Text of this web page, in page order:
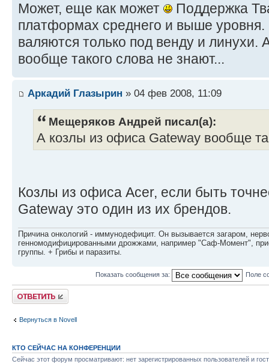
Может, еще как может
Поддержка
платформах среднего и выше уровня.
валяются только под венду и
вообще такого слова не знают...
Аркадий Глазырин » 04 фев 2008, 11:09
Мещеряков Андрей писал(а):
А козлы из офиса Gateway вообще
Козлы из офиса Acer, если быть
Gateway это один из их брендов.
Причина онкологий - иммунодефицит. Он вызывается загаром,
генномодифицированными дрожжами, например "Саф-Момент",
группы. + Грибы и паразиты.
Показать сообщения за: Поле
Ответить
Вернуться в Novell
КТО СЕЙЧАС НА КОНФЕРЕНЦИИ
Сейчас этот форум просматривают: нет зарегистрированных пользователей и